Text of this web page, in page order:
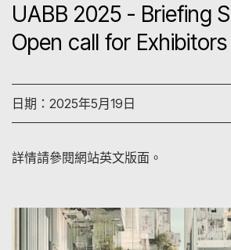
UABB 2025 - Briefing
Open call for Exhibitors
日期：2025年5月19日
詳情請參閱網站英文版面。